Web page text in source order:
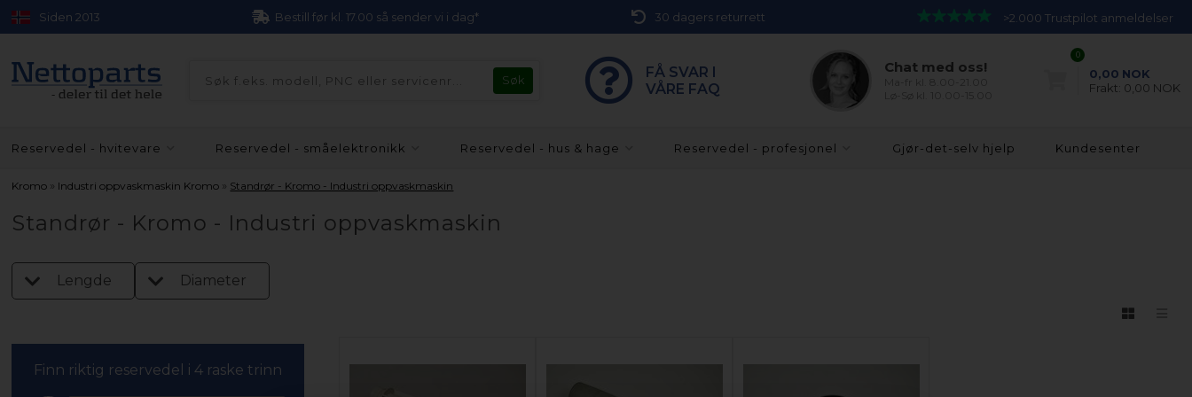
Siden 2013 Bestill før kl. 17.00 så sender vi i dag* 30 dagers returrett >2.000 Trustpilot anmeldelser
FÅ SVAR I
VÅRE FAQ
Chat med oss!
0
0,00 NOK
Frakt: 0,00 NOK
Reservedel - hvitevare Reservedel - småelektronikk Reservedel - hus & hage Reservedel - profesjonel Gjør-det-selv hjelp Kundesenter
Kromo » Industri oppvaskmaskin Kromo » Standrør - Kromo - Industri oppvaskmaskin
Standrør - Kromo - Industri oppvaskmaskin
Lengde Diameter
Finn riktig reservedel i 4 raske trinn